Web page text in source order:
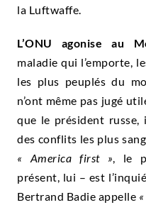
la Luftwaffe.
L’ONU agonise au
maladie qui l’emporte,
les plus peuplés du
n’ont même pas jugé
que le président russe,
des conflits les plus
« America first », le
présent, lui – est
Bertrand Badie appelle